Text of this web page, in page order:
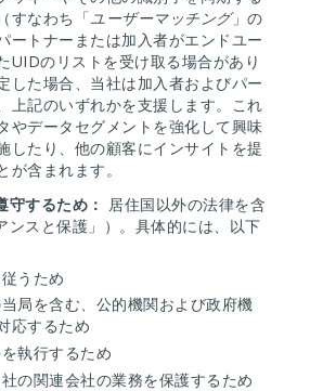
すなわち「ユーザーマッチング」の
ートナーまたは加入者がエンドユー
UIDのリストを受け取る場合があり
した場合、当社は加入者およびパー
上記のいずれかを支援します。これ
やデータセグメントを強化して興味
したり、他の顧客にインサイトを提
が含まれます。
守するため：
居住国以外の法律を含
ンスと保護」）。具体的には、以下
うため
局を含む、公的機関および政府機
応するため
執行するため
の関連会社の業務を保護するため